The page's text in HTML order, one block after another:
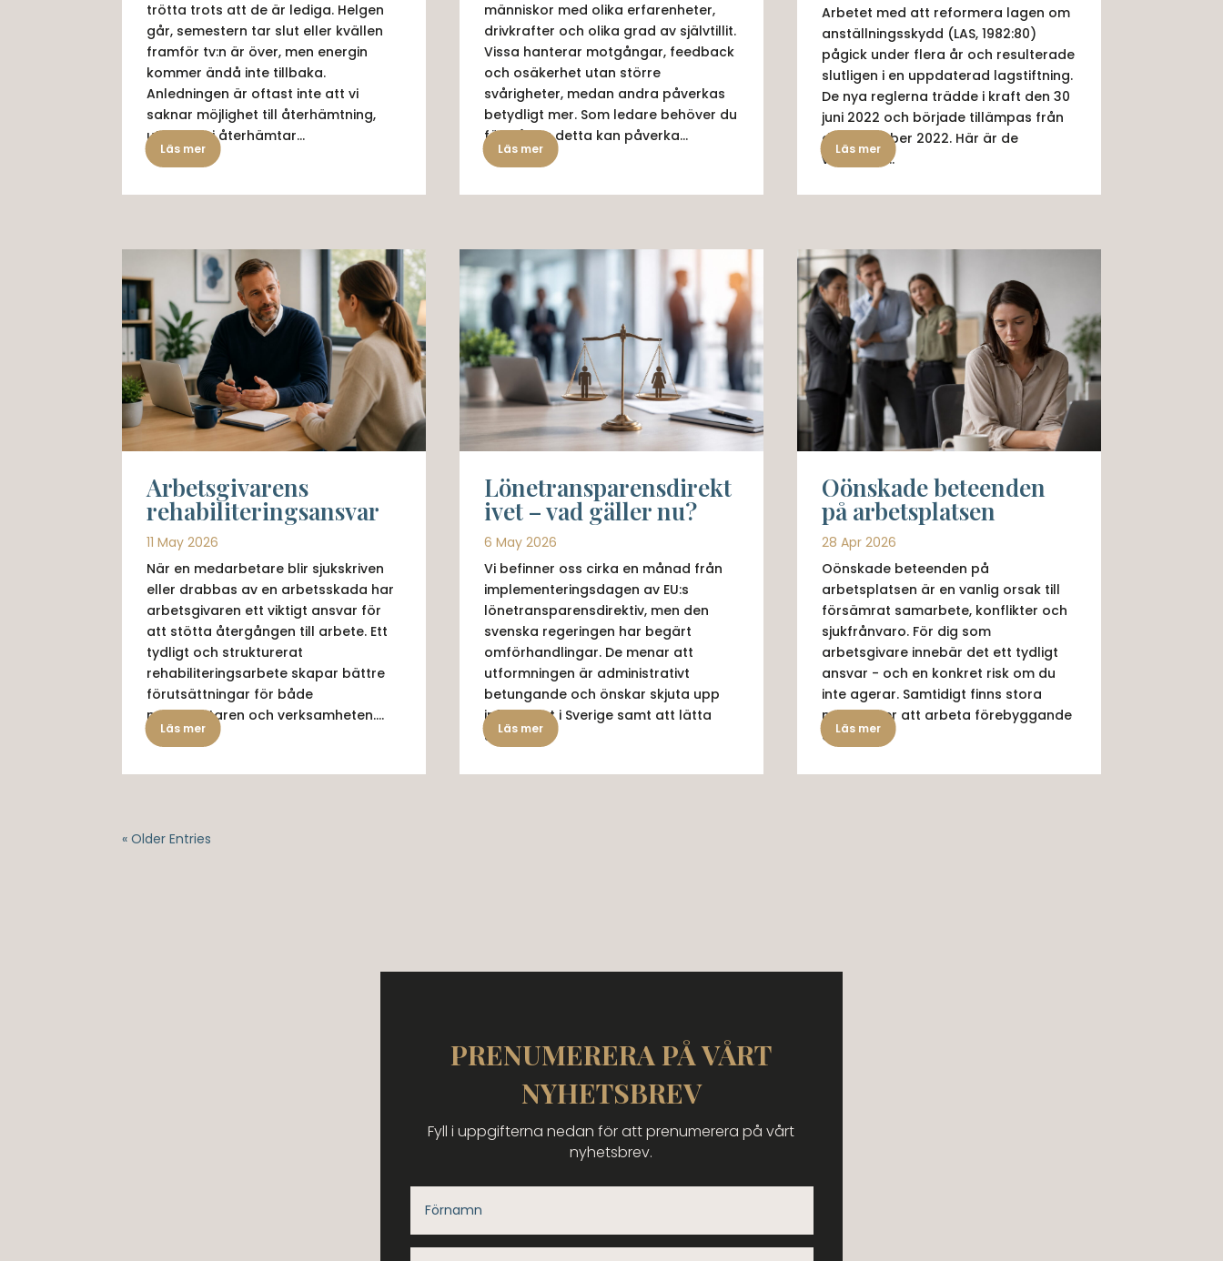
trötta trots att de är lediga. Helgen
går, semestern tar slut eller kvällen
framför tv:n är över, men energin
kommer ändå inte tillbaka.
Anledningen är oftast inte att vi
saknar möjlighet till återhämtning,
utan att vi återhämtar...
Läs mer
människor med olika erfarenheter,
drivkrafter och olika grad av självtillit.
Vissa hanterar motgångar, feedback
och osäkerhet utan större
svårigheter, medan andra påverkas
betydligt mer. Som ledare behöver du
förstå hur detta kan påverka...
Läs mer
Arbetet med att reformera lagen om
anställningsskydd (LAS, 1982:80)
pågick under flera år och resulterade
slutligen i en uppdaterad lagstiftning.
De nya reglerna trädde i kraft den 30
juni 2022 och började tillämpas från
den 1 oktober 2022. Här är de
viktigaste...
Läs mer
Arbetsgivarens
rehabiliteringsansvar
11 May 2026
När en medarbetare blir sjukskriven
eller drabbas av en arbetsskada har
arbetsgivaren ett viktigt ansvar för
att stötta återgången till arbete. Ett
tydligt och strukturerat
rehabiliteringsarbete skapar bättre
förutsättningar för både
medarbetaren och verksamheten....
Läs mer
Lönetransparensdirekt
ivet – vad gäller nu?
6 May 2026
Vi befinner oss cirka en månad från
implementeringsdagen av EU:s
lönetransparensdirektiv, men den
svenska regeringen har begärt
omförhandlingar. De menar att
utformningen är administrativt
betungande och önskar skjuta upp
införandet i Sverige samt att lätta
upp...
Läs mer
Oönskade beteenden
på arbetsplatsen
28 Apr 2026
Oönskade beteenden på
arbetsplatsen är en vanlig orsak till
försämrat samarbete, konflikter och
sjukfrånvaro. För dig som
arbetsgivare innebär det ett tydligt
ansvar - och en konkret risk om du
inte agerar. Samtidigt finns stora
möjligheter att arbeta förebyggande
och...
Läs mer
« Older Entries
PRENUMERERA PÅ VÅRT
NYHETSBREV
Fyll i uppgifterna nedan för att prenumerera på vårt
nyhetsbrev.